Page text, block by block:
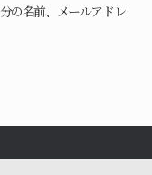
の名前、メールアドレ